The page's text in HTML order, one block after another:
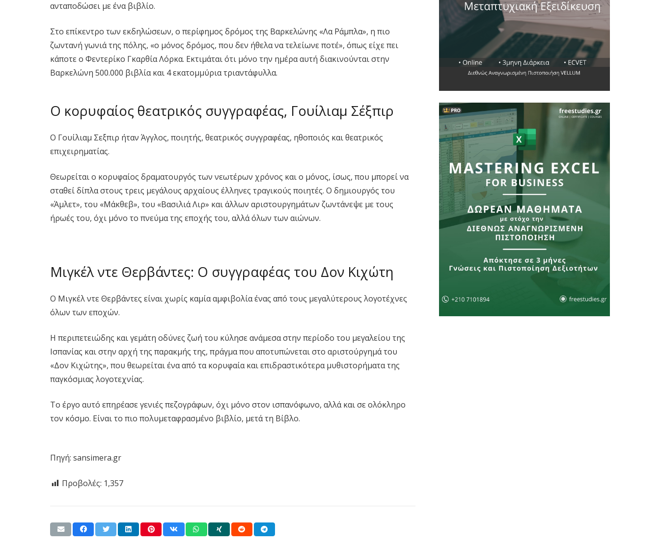
ανταποδώσει με ένα βιβλίο.
Στο επίκεντρο των εκδηλώσεων, ο περίφημος δρόμος της Βαρκελώνης «Λα Ράμπλα», η πιο
ζωντανή γωνιά της πόλης, «ο μόνος δρόμος, που δεν ήθελα να τελείωνε ποτέ», όπως είχε πει
κάποτε ο Φεντερίκο Γκαρθία Λόρκα. Εκτιμάται ότι μόνο την ημέρα αυτή διακινούνται στην
Βαρκελώνη 500.000 βιβλία και 4 εκατομμύρια τριαντάφυλλα.
Ο κορυφαίος θεατρικός συγγραφέας, Γουίλιαμ Σέξπιρ
Ο Γουίλιαμ Σεξπιρ ήταν Άγγλος, ποιητής, θεατρικός συγγραφέας, ηθοποιός και θεατρικός
επιχειρηματίας.
Θεωρείται ο κορυφαίος δραματουργός των νεωτέρων χρόνος και ο μόνος, ίσως, που μπορεί να
σταθεί δίπλα στους τρεις μεγάλους αρχαίους έλληνες τραγικούς ποιητές. Ο δημιουργός του
«Άμλετ», του «Μάκθεβ», του «Βασιλιά Λιρ» και άλλων αριστουργημάτων ζωντάνεψε με τους
ήρωές του, όχι μόνο το πνεύμα της εποχής του, αλλά όλων των αιώνων.
Μιγκέλ ντε Θερβάντες: Ο συγγραφέας του Δον Κιχώτη
Ο Μιγκέλ ντε Θερβάντες είναι χωρίς καμία αμφιβολία ένας από τους μεγαλύτερους λογοτέχνες
όλων των εποχών.
Η περιπετειώδης και γεμάτη οδύνες ζωή του κύλησε ανάμεσα στην περίοδο του μεγαλείου της
Ισπανίας και στην αρχή της παρακμής της, πράγμα που αποτυπώνεται στο αριστούργημά του
«Δον Κιχώτης», που θεωρείται ένα από τα κορυφαία και επιδραστικότερα μυθιστορήματα της
παγκόσμιας λογοτεχνίας.
Το έργο αυτό επηρέασε γενιές πεζογράφων, όχι μόνο στον ισπανόφωνο, αλλά και σε ολόκληρο
τον κόσμο. Είναι το πιο πολυμεταφρασμένο βιβλίο, μετά τη Βίβλο.
Πηγή: sansimera.gr
Προβολές: 1,357